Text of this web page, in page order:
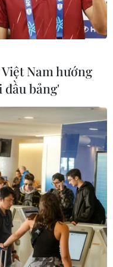
lên tới
do
đá
đặt
Nam hướng
bảng'